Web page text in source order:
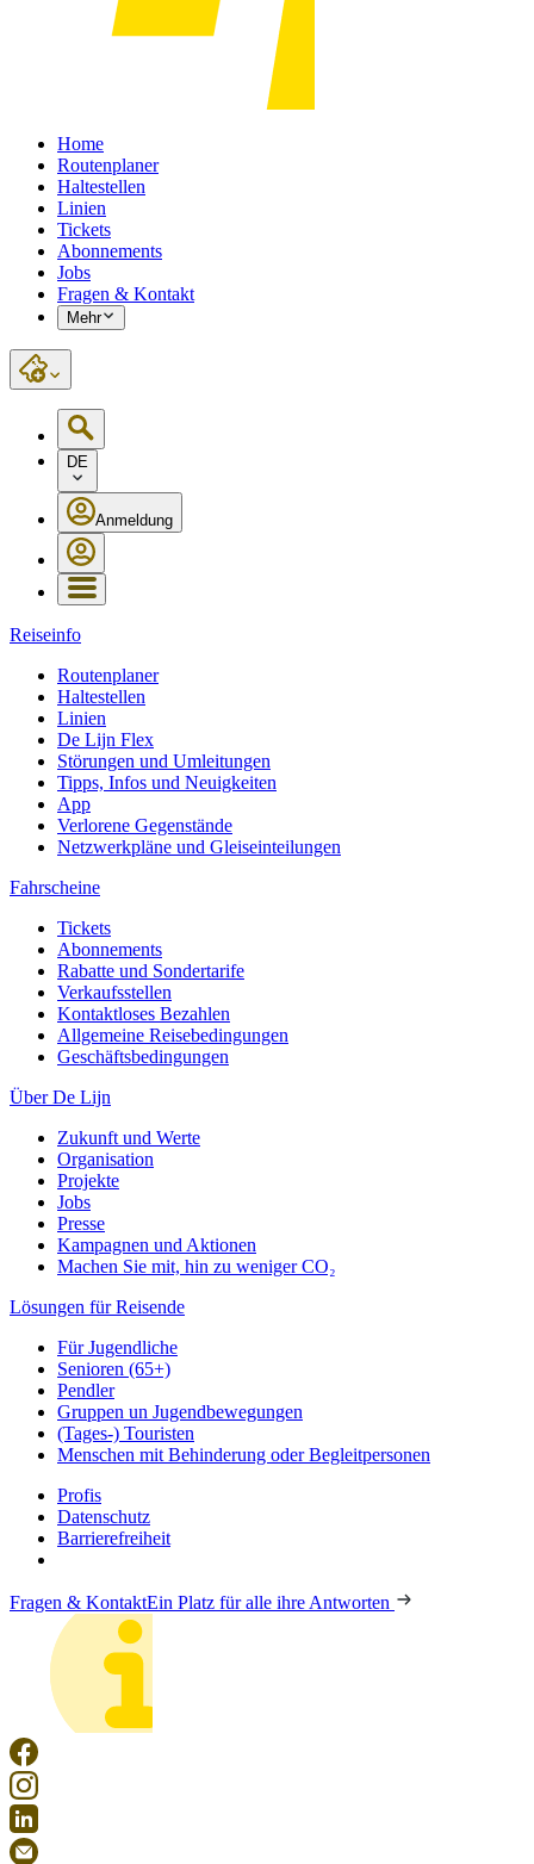
Home
Routenplaner
Haltestellen
Linien
Tickets
Abonnements
Jobs
Fragen & Kontakt
Mehr
DE
Anmeldung
Reiseinfo
Routenplaner
Haltestellen
Linien
De Lijn Flex
Störungen und Umleitungen
Tipps, Infos und Neuigkeiten
App
Verlorene Gegenstände
Netzwerkpläne und Gleiseinteilungen
Fahrscheine
Tickets
Abonnements
Rabatte und Sondertarife
Verkaufsstellen
Kontaktloses Bezahlen
Allgemeine Reisebedingungen
Geschäftsbedingungen
Über De Lijn
Zukunft und Werte
Organisation
Projekte
Jobs
Presse
Kampagnen und Aktionen
Machen Sie mit, hin zu weniger CO₂
Lösungen für Reisende
Für Jugendliche
Senioren (65+)
Pendler
Gruppen un Jugendbewegungen
(Tages-) Touristen
Menschen mit Behinderung oder Begleitpersonen
Profis
Datenschutz
Barrierefreiheit
Fragen & KontaktEin Platz für alle ihre Antworten